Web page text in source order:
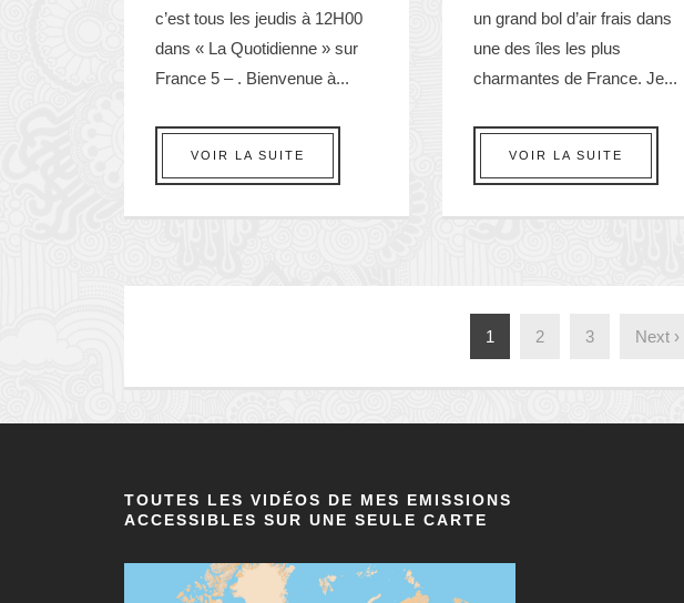
c’est tous les jeudis à 12H00
dans « La Quotidienne » sur
France 5 – . Bienvenue à...
VOIR LA SUITE
un grand bol d’air frais dans
une des îles les plus
charmantes de France. Je...
VOIR LA SUITE
1 2 3 Next ›
TOUTES LES VIDÉOS DE MES EMISSIONS
ACCESSIBLES SUR UNE SEULE CARTE